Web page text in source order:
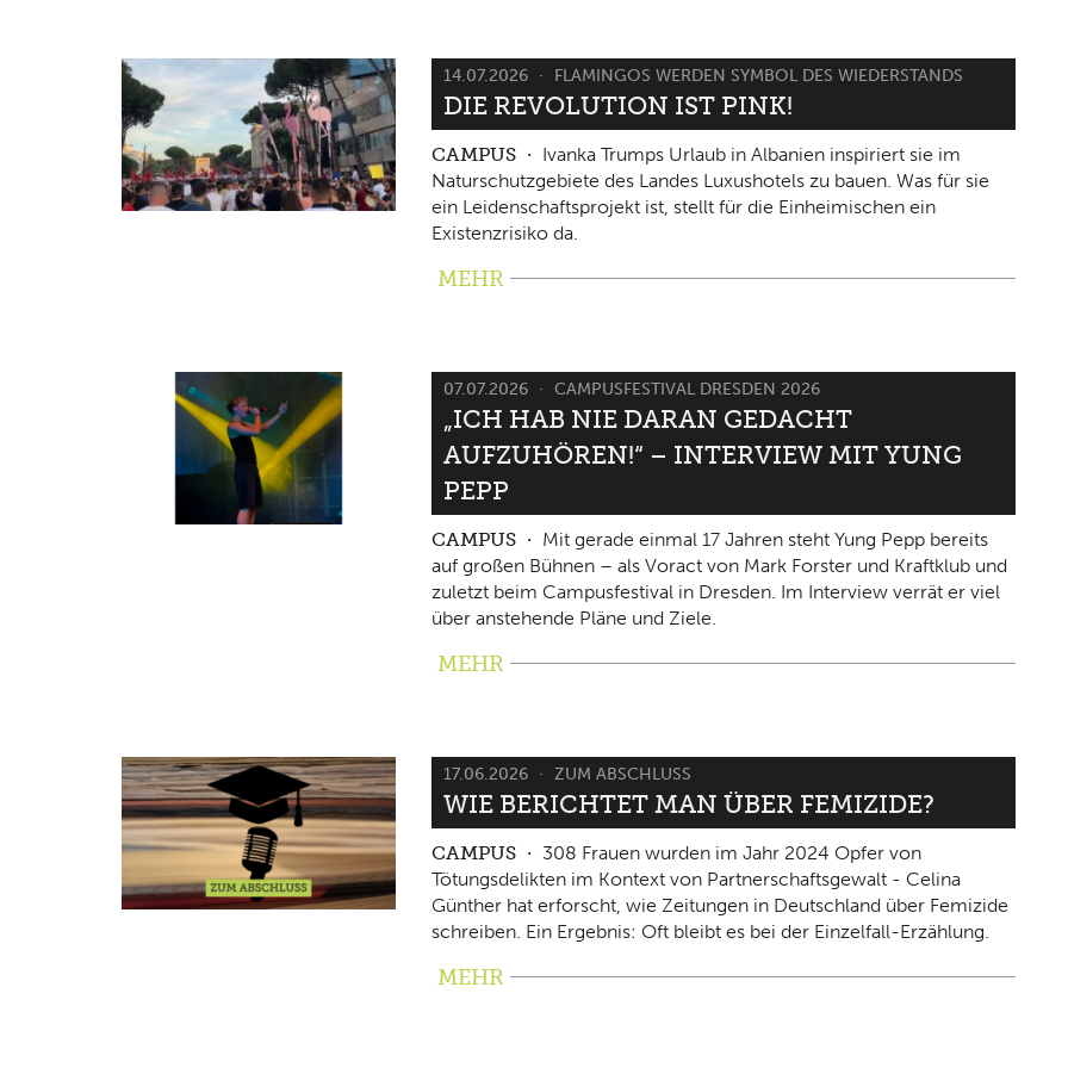
14.07.2026 FLAMINGOS WERDEN SYMBOL DES WIEDERSTANDS
DIE REVOLUTION IST PINK!
CAMPUS
Ivanka Trumps Urlaub in Albanien inspiriert sie im
Naturschutzgebiete des Landes Luxushotels zu bauen. Was für sie
ein Leidenschaftsprojekt ist, stellt für die Einheimischen ein
Existenzrisiko da.
MEHR
07.07.2026 CAMPUSFESTIVAL DRESDEN 2026
„ICH HAB NIE DARAN GEDACHT
AUFZUHÖREN!“ – INTERVIEW MIT YUNG
PEPP
CAMPUS
Mit gerade einmal 17 Jahren steht Yung Pepp bereits
auf großen Bühnen – als Voract von Mark Forster und Kraftklub und
zuletzt beim Campusfestival in Dresden. Im Interview verrät er viel
über anstehende Pläne und Ziele.
MEHR
17.06.2026 ZUM ABSCHLUSS
WIE BERICHTET MAN ÜBER FEMIZIDE?
CAMPUS
308 Frauen wurden im Jahr 2024 Opfer von
Tötungsdelikten im Kontext von Partnerschaftsgewalt - Celina
Günther hat erforscht, wie Zeitungen in Deutschland über Femizide
schreiben. Ein Ergebnis: Oft bleibt es bei der Einzelfall-Erzählung.
MEHR